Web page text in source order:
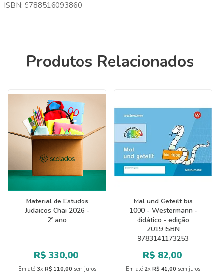
ISBN: 9788516093860
Produtos Relacionados
Material de Estudos
Judaicos Chai 2026 -
2º ano
R$ 330,00
Em até 3x R$ 110,00 sem juros
Mal und Geteilt bis
1000 - Westermann -
didático - edição
2019 ISBN
9783141173253
R$ 82,00
Em até 2x R$ 41,00 sem juros